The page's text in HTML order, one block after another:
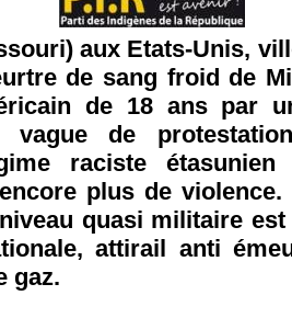
aux Etats-Unis,
de sang froid de
de 18 ans par
vague de
raciste étasunien
plus de
quasi militaire
attirail anti
gaz.